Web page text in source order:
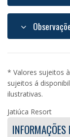
* Valores sujeitos
sujeitos á
ilustrativas.
Jatiúca Resort
INFORMAÇÕES